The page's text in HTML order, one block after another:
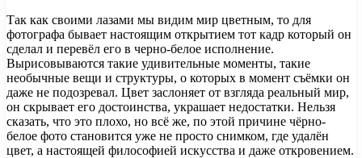
Так как своими лазами мы видим мир цветным, то для
фотографа бывает настоящим открытием тот кадр который он
сделал и перевёл его в черно-белое исполнение.
Вырисовываются такие удивительные моменты, такие
необычные вещи и структуры, о которых в момент съёмки он
даже не подозревал. Цвет заслоняет от взгляда реальный мир,
он скрывает его достоинства, украшает недостатки. Нельзя
сказать, что это плохо, но всё же, по этой причине чёрно-
белое фото становится уже не просто снимком, где удалён
цвет, а настоящей философией искусства и даже откровением.